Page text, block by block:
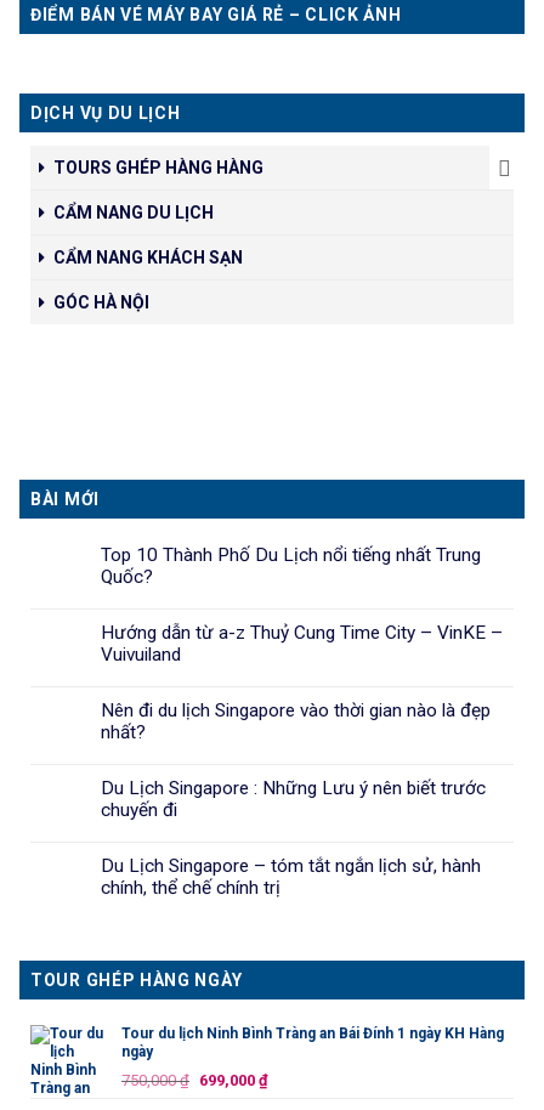
ĐIỂM BÁN VÉ MÁY BAY GIÁ RẺ – CLICK ẢNH
DỊCH VỤ DU LỊCH
TOURS GHÉP HÀNG HÀNG
CẨM NANG DU LỊCH
CẨM NANG KHÁCH SẠN
GÓC HÀ NỘI
BÀI MỚI
Top 10 Thành Phố Du Lịch nổi tiếng nhất Trung
Quốc?
Hướng dẫn từ a-z Thuỷ Cung Time City – VinKE –
Vuivuiland
Nên đi du lịch Singapore vào thời gian nào là đẹp
nhất?
Du Lịch Singapore : Những Lưu ý nên biết trước
chuyến đi
Du Lịch Singapore – tóm tắt ngắn lịch sử, hành
chính, thể chế chính trị
TOUR GHÉP HÀNG NGÀY
Tour du lịch Ninh Bình Tràng an Bái Đính 1 ngày KH Hàng
ngày
750,000₫ Giá
699,000 ₫Giá